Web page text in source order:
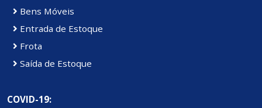
Bens Móveis
Entrada de Estoque
Frota
Saída de Estoque
COVID-19: